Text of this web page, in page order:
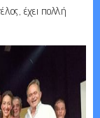
έχει πολλή